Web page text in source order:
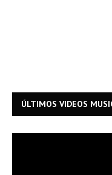
ÚLTIMOS VIDEOS